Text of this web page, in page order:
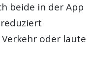
beide in der App
reduziert
oder laute